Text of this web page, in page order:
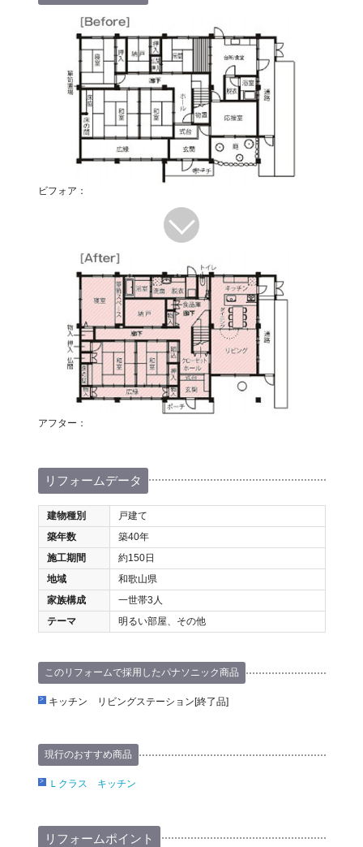
ビフォア：
アフター：
リフォームデータ
建物種別
戸建て
築年数
築40年
施工期間
約150日
地域
和歌山県
家族構成
一世帯3人
テーマ
明るい部屋、その他
このリフォームで採用したパナソニック商品
キッチン リビングステーション[終了品]
現行のおすすめ商品
Ｌクラス キッチン
リフォームポイント